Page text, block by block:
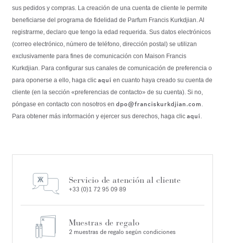
sus pedidos y compras. La creación de una cuenta de cliente le permite
beneficiarse del programa de fidelidad de Parfum Francis Kurkdjian. Al
registrarme, declaro que tengo la edad requerida. Sus datos electrónicos
(correo electrónico, número de teléfono, dirección postal) se utilizan
exclusivamente para fines de comunicación con Maison Francis
Kurkdjian. Para configurar sus canales de comunicación de preferencia o
para oponerse a ello, haga clic aquí en cuanto haya creado su cuenta de
cliente (en la sección «preferencias de contacto» de su cuenta). Si no,
póngase en contacto con nosotros en dpo@franciskurkdjian.com.
Para obtener más información y ejercer sus derechos, haga clic aquí.
Servicio de atención al cliente
+33 (0)1 72 95 09 89
Muestras de regalo
2 muestras de regalo según condiciones